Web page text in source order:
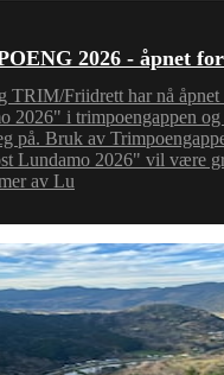
2026 - åpnet
TRIM/Friidrett har nå
2026" i trimpoengappen og
på. Bruk av
Lundamo 2026" vil være
av Lu